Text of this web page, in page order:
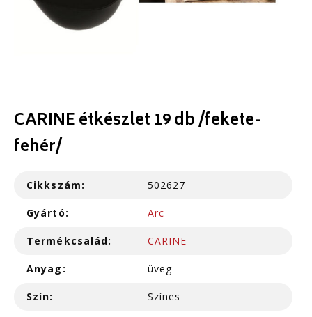
CARINE étkészlet 19 db /fekete-
fehér/
Cikkszám: 502627
Gyártó: Arc
Termékcsalád: CARINE
Anyag: üveg
Szín: Színes